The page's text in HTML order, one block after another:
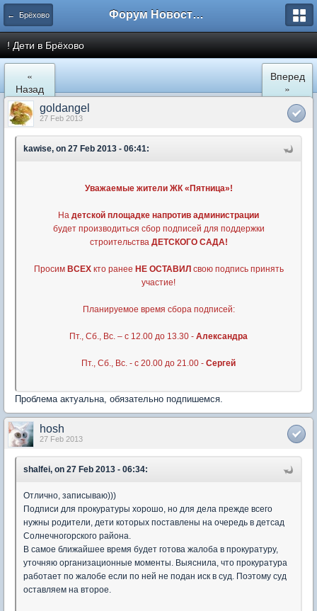
← Брёхово Форум Новостройки
! Дети в Брёхово
«
Назад
Вперед
»
goldangel
27 Feb 2013
kawise, on 27 Feb 2013 - 06:41:
Уважаемые жители ЖК «Пятница»!
На детской площадке напротив администрации
будет производиться сбор подписей для поддержки
строительства ДЕТСКОГО САДА!
Просим ВСЕХкто ранее НЕ ОСТАВИЛ свою подпись принять
участие!
Планируемое время сбора подписей:
Пт., Сб., Вс. – с 12.00 до 13.30 - Александра
Пт., Сб., Вс. - с 20.00 до 21.00 - Сергей
Проблема актуальна, обязательно подпишемся.
hosh
27 Feb 2013
shalfei, on 27 Feb 2013 - 06:34:
Отлично, записываю)))
Подписи для прокуратуры хорошо, но для дела прежде всего
нужны родители, дети которых поставлены на очередь в детсад
Солнечногорского района.
В самое ближайшее время будет готова жалоба в прокуратуру,
уточняю организационные моменты. Выяснила, что прокуратура
работает по жалобе если по ней не подан иск в суд. Поэтому суд
оставляем на второе.